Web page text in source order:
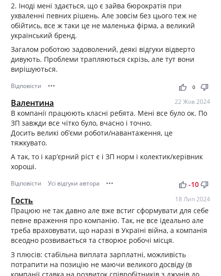
2. Іноді мені здається, що є зайва бюрократія при
ухваленні певних рішень. Але зовсім без цього теж не
обійтись, все ж таки це не маленька фірма, а великий
український бренд.
Загалом роботою задоволений, деякі відгуки відверто
дивують. Проблеми трапляються скрізь, але тут вони
вирішуються.
Відповісти ••• thumb_up thumb_down
0
Валентина 22 Жов 2024
В компанії працюють класні ребята. Мені все було ок. По
ЗП завжди все чітко було, вчасно і точно.
Досить великі об’єми роботи/навантаження, це
тяжкувато.
А так, то і кар’єрний ріст є і ЗП норм і колектик/керівник
хороші.
Відповісти Усі відгуки автора ••• thumb_up thumb_down
-10
Гость 18 Лип 2024
Працюю не так давно але вже встиг сформувати для себе
певне враження про компанію. Так, не все ідеально але
треба враховувати, що наразі в Україні війна, а компанія
всеодно розвивається та створює робочі місця.
З плюсів: стабільна виплата зарплатні, можливість
потрапити на позицію не маючи великого досвіду (в
компанії ставка на розвиток співробітників з джунів до